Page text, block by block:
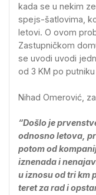
kada se u nekim
spejs-šatlovima,
letovi. O ovom
Zastupničkom
se uvodi uvodi
od 3 KM po
Nihad Omerović,
“Došlo je
odnosno letova,
potom od
iznenada i
u iznosu od tri km
teret za rad i